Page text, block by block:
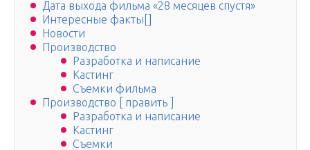
Дата выхода фильма «28 месяцев спустя»
Интересные факты[]
Новости
Производство
Разработка и написание
Кастинг
Съемки фильма
Производство [ править ]
Разработка и написание
Кастинг
Съемки